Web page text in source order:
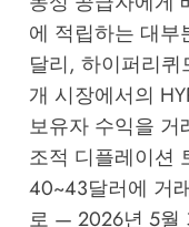
에 적립하는 대
달리, 하이퍼리퀴
개 시장에서의
보유자 수익을 거
조적 디플레이션
40~43달러에 거
로 — 2026년 5월